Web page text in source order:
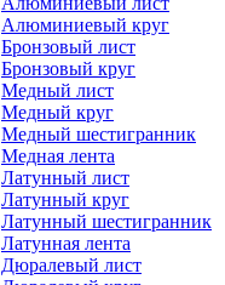
Алюминиевый круг
Бронзовый лист
Бронзовый круг
Медный лист
Медный круг
Медный шестигранник
Медная лента
Латунный лист
Латунный круг
Латунный шестигранник
Латунная лента
Дюралевый лист